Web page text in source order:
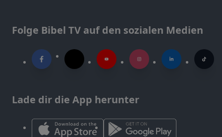
Folge Bibel TV auf den sozialen Medien
Lade dir die App herunter